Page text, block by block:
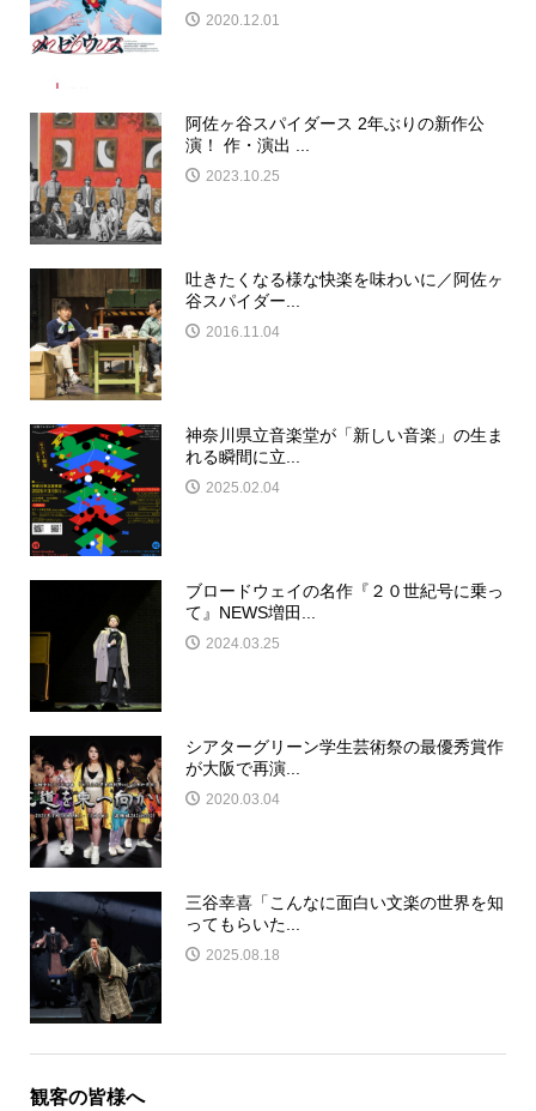
2020.12.01
阿佐ヶ谷スパイダース 2年ぶりの新作公
演！ 作・演出 ...
2023.10.25
吐きたくなる様な快楽を味わいに／阿佐ヶ
谷スパイダー...
2016.11.04
神奈川県立音楽堂が「新しい音楽」の生ま
れる瞬間に立...
2025.02.04
ブロードウェイの名作『２０世紀号に乗っ
て』NEWS増田...
2024.03.25
シアターグリーン学生芸術祭の最優秀賞作
が大阪で再演...
2020.03.04
三谷幸喜「こんなに面白い文楽の世界を知
ってもらいた...
2025.08.18
観客の皆様へ